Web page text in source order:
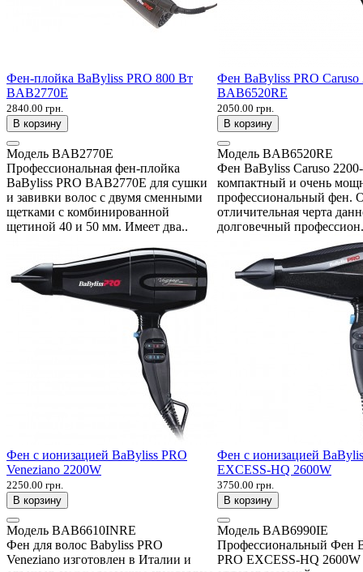
Фен-плойка BaByliss PRO 800 Вт
BAB2770E
2840.00 грн.
В корзину
Модель BAB2770E
Профессиональная фен-плойка
BaByliss PRO BAB2770E для сушки
и завивки волос с двумя сменными
щетками с комбинированной
щетиной 40 и 50 мм. Имеет два..
Фен BaByliss PRO Caruso
BAB6520RE
2050.00 грн.
В корзину
Модель BAB6520RE
Фен BaByliss Caruso
компактный и очень
профессиональный фен.
отличительная черта
долговечный
Фен с ионизацией BaByliss PRO
Veneziano 2200W
2250.00 грн.
В корзину
Модель BAB6610INRE
Фен для волос Babyliss PRO
Veneziano изготовлен в Италии и
Фен с ионизацией
EXCESS-HQ 2600W
3750.00 грн.
В корзину
Модель BAB6990IE
Профессиональный Фен
PRO EXCESS-HQ